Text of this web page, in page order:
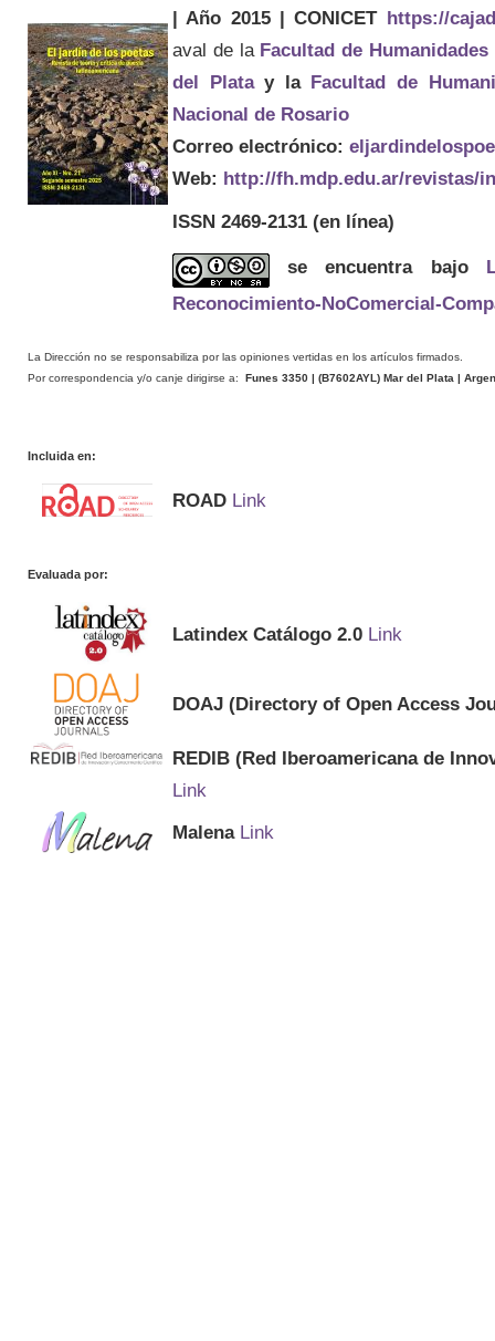
| Año 2015 | CONICET https://
aval de la Facultad de Humanidades
del Platay la Facultad de
Nacional de Rosario
Correo electrónico:
Web: http://fh.mdp.edu.ar/revistas/
ISSN 2469-2131 (en línea)
se encuentra bajo
Reconocimiento-NoComercial-
La Dirección no se responsabiliza por las opiniones vertidas en los artículos firmados.
Por correspondencia y/o canje dirigirse a: Funes 3350 | (B7602AYL ) Mar del Plata |
Incluida en:
ROAD Link
Evaluada por:
Latindex Catálogo 2.0 Link
DOAJ (Directory of Open Access
REDIB (Red Iberoamericana de
Link
Malena Link